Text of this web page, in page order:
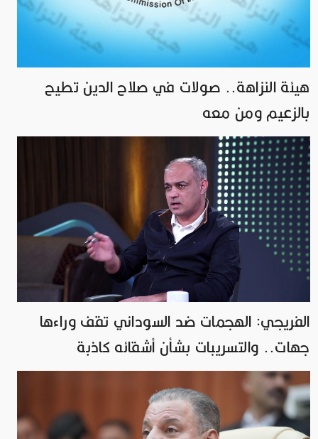
هيئة النزاهة.. صولات في صلاح الدين تطيح
بالزعيم ومن معه
الفريجي: الهجمات ضد السوداني تقف وراءها
جهات.. والتسريبات بشأن أشقائه كاذبة